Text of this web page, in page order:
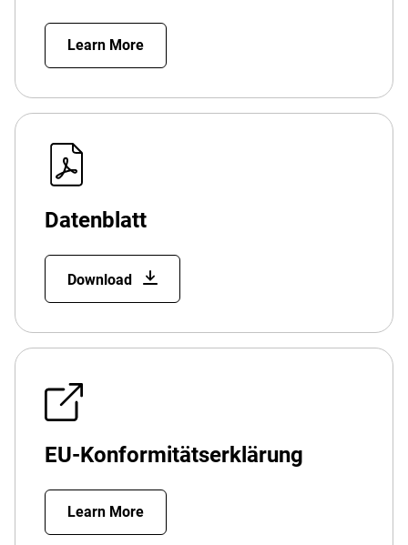
Learn More
Datenblatt
Download
EU-Konformitätserklärung
Learn More